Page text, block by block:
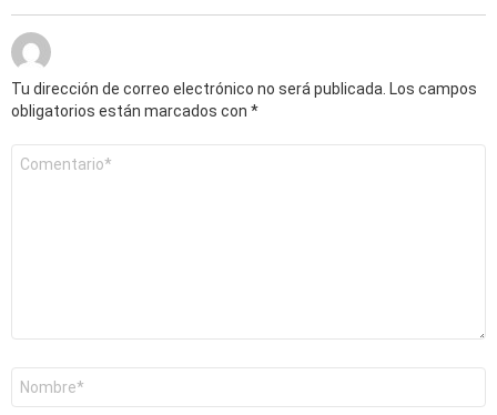
Tu dirección de correo electrónico no será publicada. Los campos
obligatorios están marcados con *